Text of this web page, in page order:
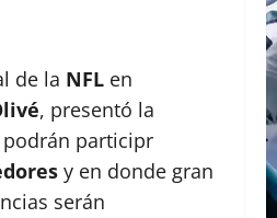
de la NFL en
, presentó la
participr
y en donde gran
serán